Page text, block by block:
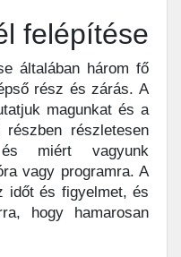
felépítése
általában három fő
rész és zárás. A
magunkat és a
részletesen
miért vagyunk
vagy programra. A
időt és figyelmet, és
hogy hamarosan